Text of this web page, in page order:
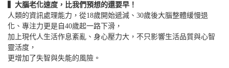
▍大腦老化速度，比我們預想的還要早！
人類的資訊處理能力，從18歲開始遞減、30歲後大腦整體緩慢退
化、專注力更是自40歲起一路下滑，
加上現代人生活作息紊亂、身心壓力大，不只影響生活品質與心智
靈活度，
更增加了失智與失能的風險。